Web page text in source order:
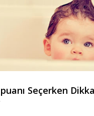
Seçerken